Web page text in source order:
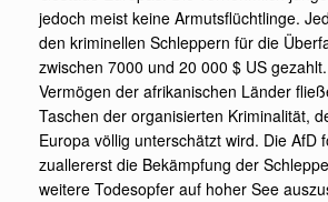
jedoch meist keine Armutsflüchtlinge.
den kriminellen Schleppern für die
zwischen 7000 und 20 000 $ US
Vermögen der afrikanischen Länder
Taschen der organisierten Kriminalität,
Europa völlig unterschätzt wird. Die AfD
zuallererst die Bekämpfung der
weitere Todesopfer auf hoher See